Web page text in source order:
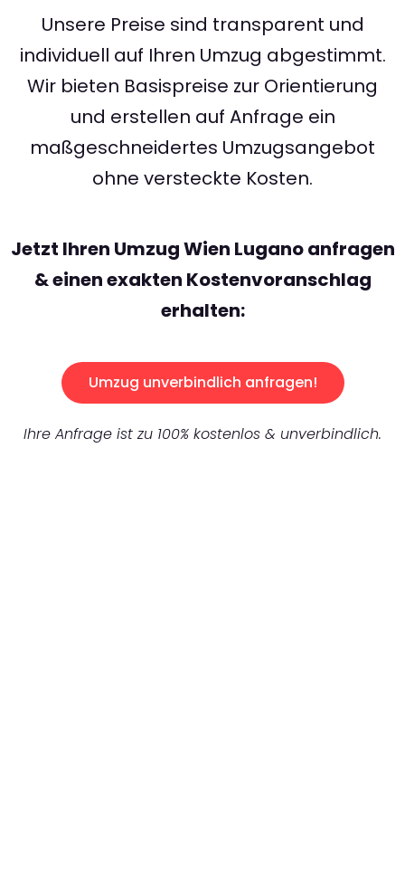
Unsere Preise sind transparent und
individuell auf Ihren Umzug abgestimmt.
Wir bieten Basispreise zur Orientierung
und erstellen auf Anfrage ein
maßgeschneidertes Umzugsangebot
ohne versteckte Kosten.
Jetzt Ihren Umzug Wien Lugano anfragen
& einen exakten Kostenvoranschlag
erhalten:
Umzug unverbindlich anfragen!
Ihre Anfrage ist zu 100% kostenlos & unverbindlich.